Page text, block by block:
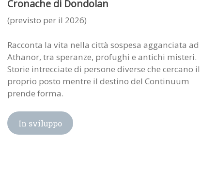
Cronache di Dondolan
(previsto per il 2026)
Racconta la vita nella città sospesa agganciata ad
Athanor, tra speranze, profughi e antichi misteri.
Storie intrecciate di persone diverse che cercano il
proprio posto mentre il destino del Continuum
prende forma.
In sviluppo